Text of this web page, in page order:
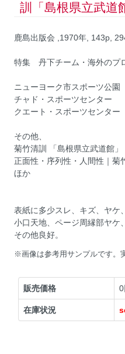
訓「島根県立武道
鹿島出版会 ,1970年, 143p,
特集 丹下チーム・海外のプ
ニューヨーク市スポーツ公園
チャド・スポーツセンター
クエート・スポーツセンター
その他、
菊竹清訓 「島根県立武道館」
正面性・序列性・人間性｜菊
ほか
表紙に多少スレ、キズ、ヤケ
小口天地、ページ周縁部ヤケ
その他良好。
※画像は参考用サンプルです。
販売価格
在庫状況